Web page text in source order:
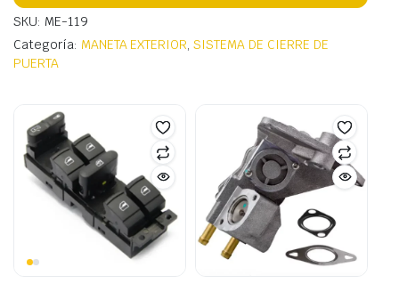
SKU: ME-119
Categoría: MANETA EXTERIOR,SISTEMA DE CIERRE DE
PUERTA